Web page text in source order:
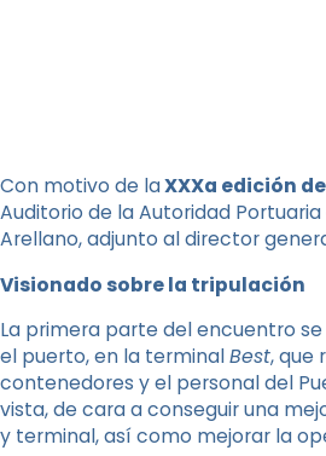
Con motivo de laXXXa edición
Auditorio de la Autoridad
Arellano, adjunto al director
Visionado sobre la tripulación
La primera parte del encuentro
el puerto, en la terminalBest, que
contenedores y el personal del
vista, de cara a conseguir una
y terminal, así como mejorar la